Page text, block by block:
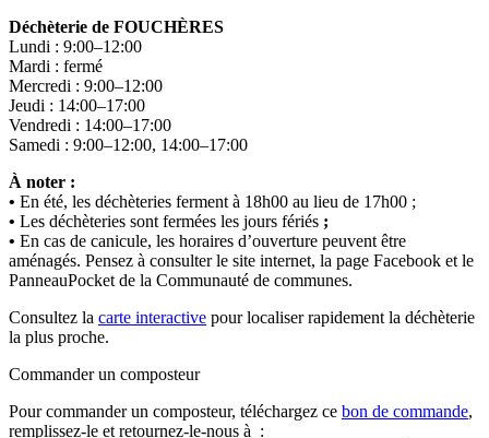
Déchèterie de FOUCHÈRES
Lundi : 9:00–12:00
Mardi : fermé
Mercredi : 9:00–12:00
Jeudi : 14:00–17:00
Vendredi : 14:00–17:00
Samedi : 9:00–12:00, 14:00–17:00
À noter :
• En été, les déchèteries ferment à 18h00 au lieu de 17h00 ;
• Les déchèteries sont fermées les jours fériés ;
• En cas de canicule, les horaires d’ouverture peuvent être
aménagés. Pensez à consulter le site internet, la page Facebook et le
PanneauPocket de la Communauté de communes.
Consultez la carte interactive pour localiser rapidement la déchèterie
la plus proche.
Commander un composteur
Pour commander un composteur, téléchargez ce bon de commande,
remplissez-le et retournez-le-nous à :